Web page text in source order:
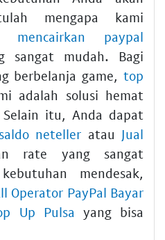
mengapa kami
mencairkan paypal
sangat mudah. Bagi
berbelanja game, top
adalah solusi hemat
itu, Anda dapat
neteller atau Jual
rate yang sangat
mendesak,
Operator PayPal Bayar
Up Pulsa yang bisa